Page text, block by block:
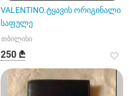
VALENTINO.ტყავის ორიგინალი
საფულე
თბილისი
250 ₾